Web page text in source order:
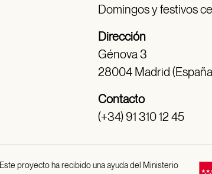
Domingos y festivos
Dirección
Génova 3
28004 Madrid
Contacto
(+34) 91 310 12 45
Este proyecto ha recibido una ayuda del Ministerio